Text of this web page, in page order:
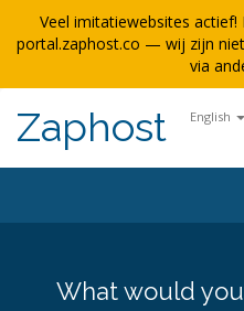
Veel imitatiewebsites actief!
portal.zaphost.co — wij zijn
via
English
Zaphost
What would